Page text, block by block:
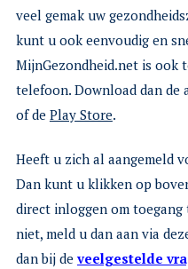
veel gemak uw
kunt u ook eenvoudig en
MijnGezondheid.net is ook
telefoon. Download dan de
of de Play Store.
Heeft u zich al aangemeld
Dan kunt u klikken op
direct inloggen om
niet, meld u dan aan via
dan bij deveelgestelde